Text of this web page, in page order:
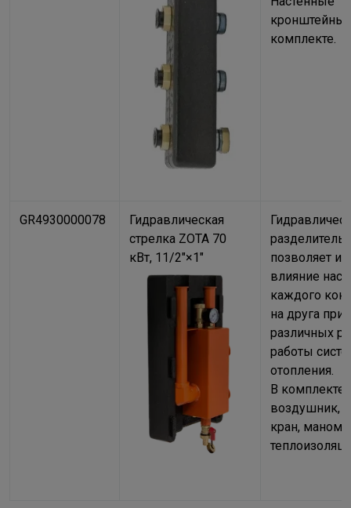
кронштейны
комплекте.
GR4930000078
Гидравлическая
стрелка ZOTA 70
кВт, 11/2"×1"
разделитель
позволяет
влияние
каждого
на друга при
различных
работы
отопления.
В комплекте
воздушник,
кран,